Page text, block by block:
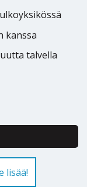
kanssa
talvella
määrä
lisää!